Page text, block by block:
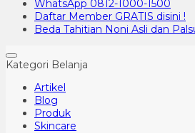
WhatsApp 0812-1000-1500
Daftar Member GRATIS disini !
Beda Tahitian Noni Asli dan
Kategori Belanja
Artikel
Blog
Produk
Skincare